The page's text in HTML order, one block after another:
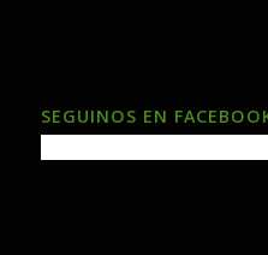
SEGUINOS EN